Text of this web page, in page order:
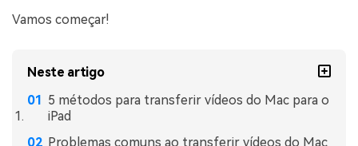
Vamos começar!
Neste artigo
5 métodos para transferir vídeos do Mac para o
iPad
Problemas comuns ao transferir vídeos do Mac